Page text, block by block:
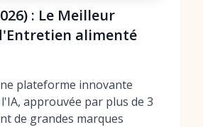
: Le Meilleur
alimenté
plateforme innovante
approuvée par plus de 3
de grandes marques